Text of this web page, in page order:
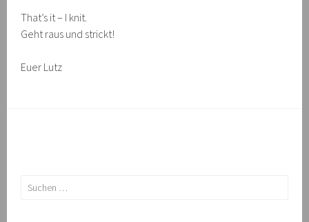
That’s it – I knit.
Geht raus und strickt!
Euer Lutz
Suchen